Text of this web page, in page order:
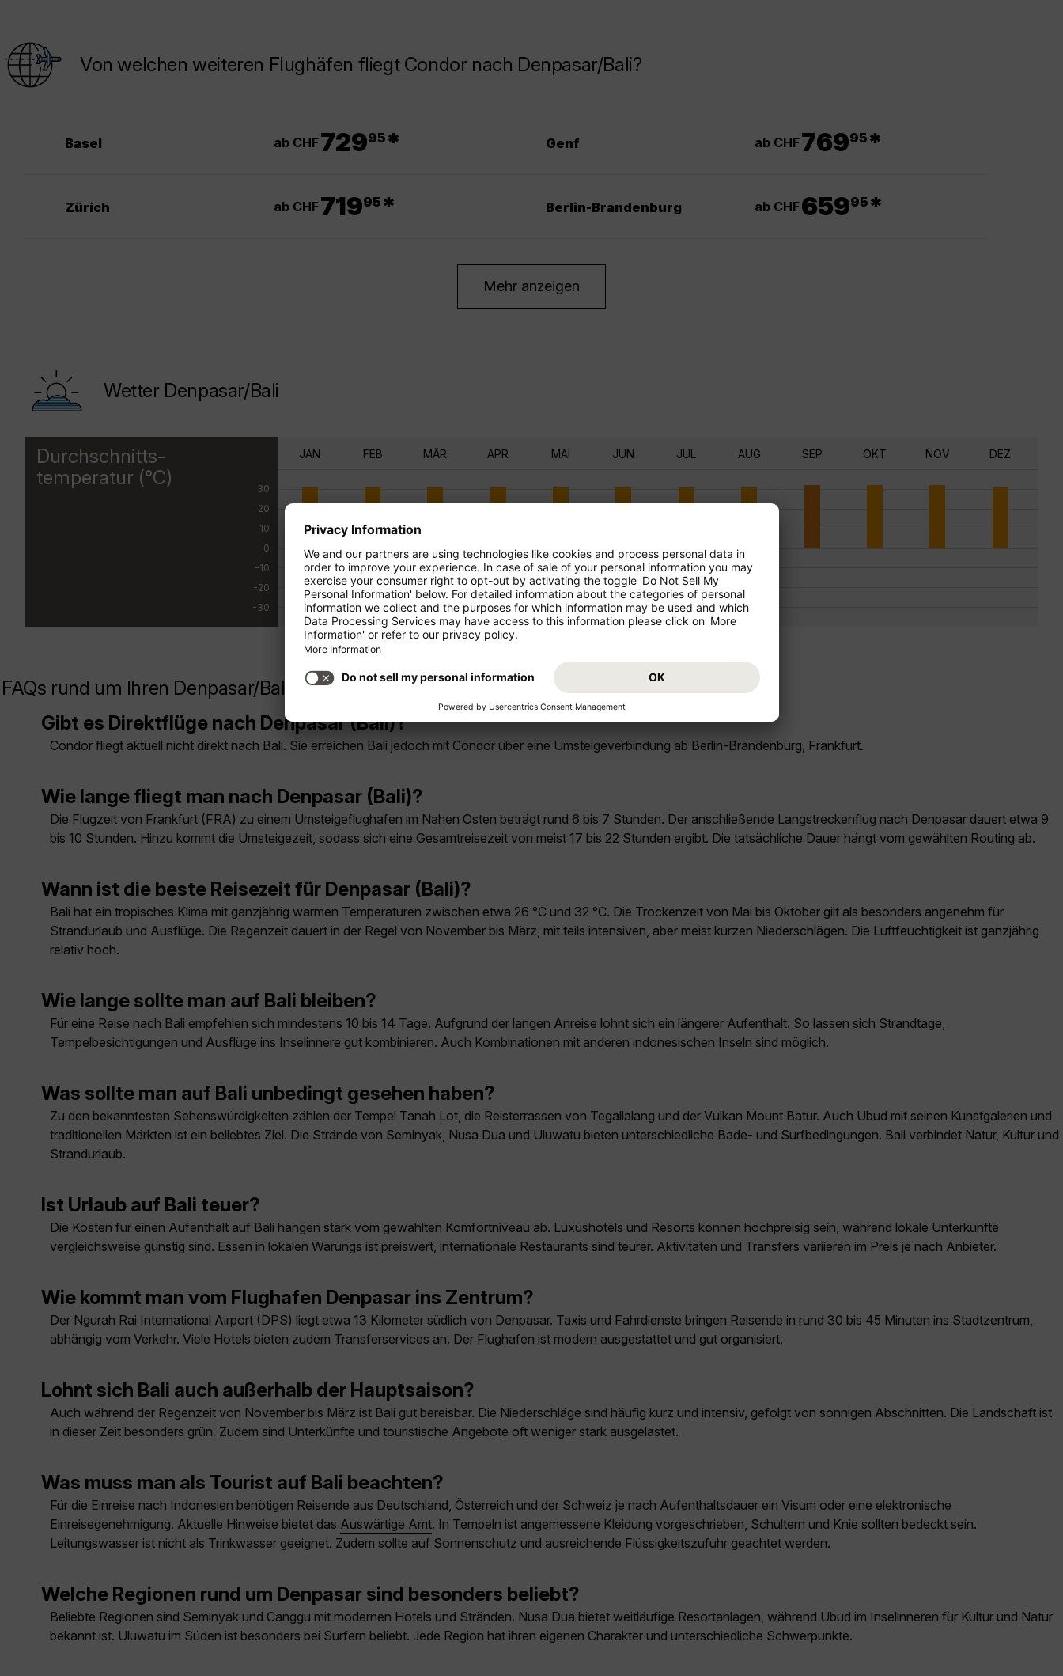
Von welchen weiteren Flughäfen fliegt Condor nach Denpasar/Bali?
Basel ab CHF72995 * Genf ab CHF76995 *
Zürich ab CHF71995 * Berlin-Brandenburg ab CHF65995 *
Mehr anzeigen
Wetter Denpasar/Bali
Durchschnitts-
temperatur (°C)
30
20
10
0
-10
-20
-30
JAN FEB MÄR APR MAI JUN JUL AUG SEP OKT NOV DEZ
FAQs rund um Ihren Denpasar/Bali Flug
Gibt es Direktflüge nach Denpasar (Bali)?
Condor fliegt aktuell nicht direkt nach Bali. Sie erreichen Bali jedoch mit Condor über eine Umsteigeverbindung ab Berlin-Brandenburg, Frankfurt.
Wie lange fliegt man nach Denpasar (Bali)?
Die Flugzeit von Frankfurt (FRA) zu einem Umsteigeflughafen im Nahen Osten beträgt rund 6 bis 7 Stunden. Der anschließende Langstreckenflug nach Denpasar dauert etwa 9
bis 10 Stunden. Hinzu kommt die Umsteigezeit, sodass sich eine Gesamtreisezeit von meist 17 bis 22 Stunden ergibt. Die tatsächliche Dauer hängt vom gewählten Routing ab.
Wann ist die beste Reisezeit für Denpasar (Bali)?
Bali hat ein tropisches Klima mit ganzjährig warmen Temperaturen zwischen etwa 26 °C und 32 °C. Die Trockenzeit von Mai bis Oktober gilt als besonders angenehm für
Strandurlaub und Ausflüge. Die Regenzeit dauert in der Regel von November bis März, mit teils intensiven, aber meist kurzen Niederschlägen. Die Luftfeuchtigkeit ist ganzjährig
relativ hoch.
Wie lange sollte man auf Bali bleiben?
Für eine Reise nach Bali empfehlen sich mindestens 10 bis 14 Tage. Aufgrund der langen Anreise lohnt sich ein längerer Aufenthalt. So lassen sich Strandtage,
Tempelbesichtigungen und Ausflüge ins Inselinnere gut kombinieren. Auch Kombinationen mit anderen indonesischen Inseln sind möglich.
Was sollte man auf Bali unbedingt gesehen haben?
Zu den bekanntesten Sehenswürdigkeiten zählen der Tempel Tanah Lot, die Reisterrassen von Tegallalang und der Vulkan Mount Batur. Auch Ubud mit seinen Kunstgalerien und
traditionellen Märkten ist ein beliebtes Ziel. Die Strände von Seminyak, Nusa Dua und Uluwatu bieten unterschiedliche Bade- und Surfbedingungen. Bali verbindet Natur, Kultur und
Strandurlaub.
Ist Urlaub auf Bali teuer?
Die Kosten für einen Aufenthalt auf Bali hängen stark vom gewählten Komfortniveau ab. Luxushotels und Resorts können hochpreisig sein, während lokale Unterkünfte
vergleichsweise günstig sind. Essen in lokalen Warungs ist preiswert, internationale Restaurants sind teurer. Aktivitäten und Transfers variieren im Preis je nach Anbieter.
Wie kommt man vom Flughafen Denpasar ins Zentrum?
Der Ngurah Rai International Airport (DPS) liegt etwa 13 Kilometer südlich von Denpasar. Taxis und Fahrdienste bringen Reisende in rund 30 bis 45 Minuten ins Stadtzentrum,
abhängig vom Verkehr. Viele Hotels bieten zudem Transferservices an. Der Flughafen ist modern ausgestattet und gut organisiert.
Lohnt sich Bali auch außerhalb der Hauptsaison?
Auch während der Regenzeit von November bis März ist Bali gut bereisbar. Die Niederschläge sind häufig kurz und intensiv, gefolgt von sonnigen Abschnitten. Die Landschaft ist
in dieser Zeit besonders grün. Zudem sind Unterkünfte und touristische Angebote oft weniger stark ausgelastet.
Was muss man als Tourist auf Bali beachten?
Für die Einreise nach Indonesien benötigen Reisende aus Deutschland, Österreich und der Schweiz je nach Aufenthaltsdauer ein Visum oder eine elektronische
Einreisegenehmigung. Aktuelle Hinweise bietet das Auswärtige Amt. In Tempeln ist angemessene Kleidung vorgeschrieben, Schultern und Knie sollten bedeckt sein.
Leitungswasser ist nicht als Trinkwasser geeignet. Zudem sollte auf Sonnenschutz und ausreichende Flüssigkeitszufuhr geachtet werden.
Welche Regionen rund um Denpasar sind besonders beliebt?
Beliebte Regionen sind Seminyak und Canggu mit modernen Hotels und Stränden. Nusa Dua bietet weitläufige Resortanlagen, während Ubud im Inselinneren für Kultur und Natur
bekannt ist. Uluwatu im Süden ist besonders bei Surfern beliebt. Jede Region hat ihren eigenen Charakter und unterschiedliche Schwerpunkte.